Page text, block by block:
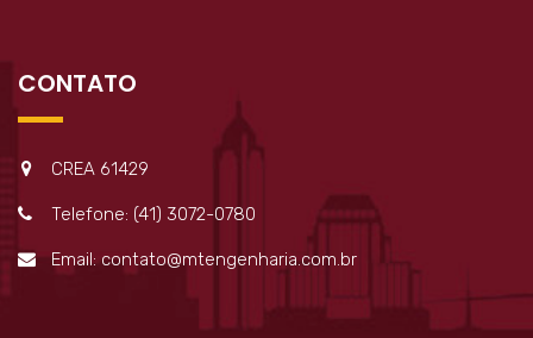
CONTATO
CREA 61429
Telefone: (41) 3072-0780
Email: contato@mtengenharia.com.br